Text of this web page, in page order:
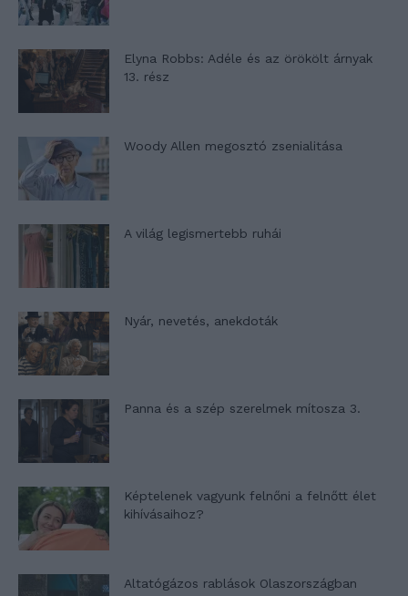
Elyna Robbs: Adéle és az örökölt árnyak
13. rész
Woody Allen megosztó zsenialitása
A világ legismertebb ruhái
Nyár, nevetés, anekdoták
Panna és a szép szerelmek mítosza 3.
Képtelenek vagyunk felnőni a felnőtt élet
kihívásaihoz?
Altatógázos rablások Olaszországban